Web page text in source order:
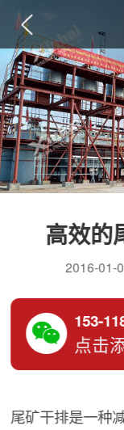
高效的
2016-01-
153-
点击
尾矿干排是一种